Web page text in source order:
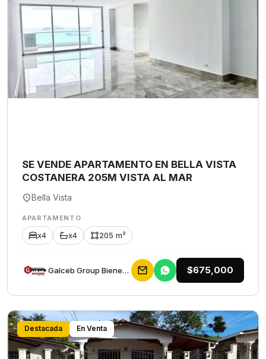
SE VENDE APARTAMENTO EN BELLA VISTA
COSTANERA 205M VISTA AL MAR
Bella Vista
APARTAMENTO
x4 x4 205 m²
Galceb Group Bienes Raices $675,000
Destacada En Venta